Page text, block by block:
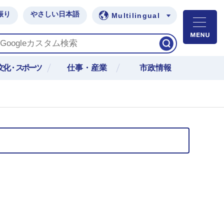
り やさしい日本語 Multilingual
化・スポーツ 仕事・産業 市政情報